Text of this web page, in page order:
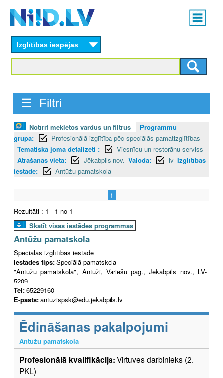
content
Main
menu
Izglītības iespējas
☰ Filtri
Notīrīt meklētos vārdus un filtrus
Programmu
grupa:
Profesionālā izglītība pēc speciālās pamatizglītības
Tematiskā joma detalizēti :
Viesnīcu un restorānu serviss
Atrašanās vieta:
Jēkabpils nov. Valoda: lv Izglītības
iestāde:
Antūžu pamatskola
1
Rezultāti : 1 - 1 no 1
Skatīt visas iestādes programmas
Antūžu pamatskola
Speciālās izglītības iestāde
Iestādes tips:Speciālā pamatskola
"Antūžu pamatskola", Antūži, Variešu pag., Jēkabpils nov., LV-
5209
Tel:65229160
E-pasts:antuzispsk@edu.jekabpils.lv
Ēdināšanas pakalpojumi
Antūžu pamatskola
Profesionālā kvalifikācija:Virtuves darbinieks (2.
PKL)